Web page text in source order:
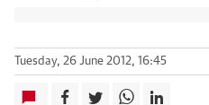
Tuesday, 26 June 2012, 16:45